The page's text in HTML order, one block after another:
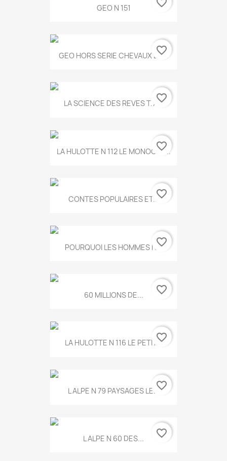
GEO N 151
GEO HORS SERIE CHEVAUX ET...
favorite_border
LA SCIENCE DES REVES T.787
favorite_border
LA HULOTTE N 112 LE MONOCLE...
favorite_border
CONTES POPULAIRES ET...favorite_border
POURQUOI LES HOMMES N...favorite_border
60 MILLIONS DE... favorite_border
LA HULOTTE N 116 LE PETIT...favorite_border
L ALPE N 79 PAYSAGES LE...favorite_border
L ALPE N 60 DES... favorite_border